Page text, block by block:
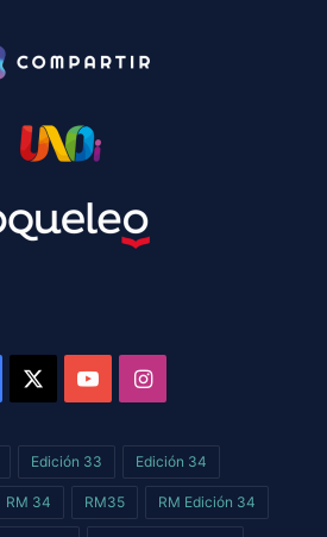
Facebook YouTubeInstagram
Edición 33 Edición 34
RM 34 RM35 RM Edición 34